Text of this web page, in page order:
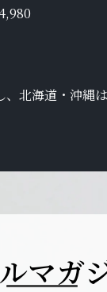
、北海道・沖縄
ルマガ